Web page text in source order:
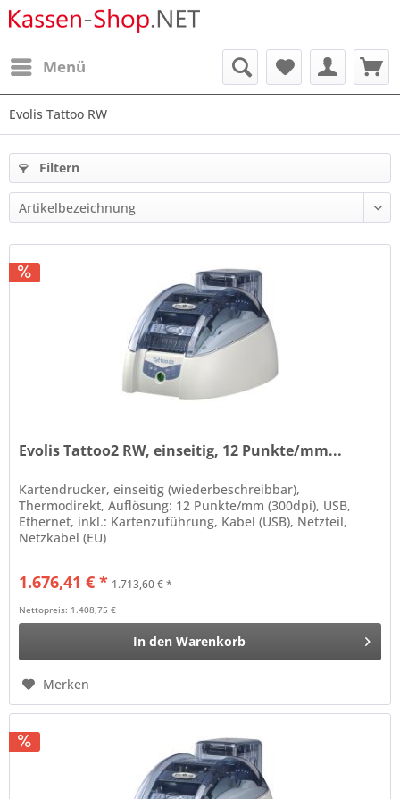
Menü
Evolis Tattoo RW
Filtern
Evolis Tattoo2 RW, einseitig, 12 Punkte/mm...
Kartendrucker, einseitig (wiederbeschreibbar),
Thermodirekt, Auflösung: 12 Punkte/mm (300dpi), USB,
Ethernet, inkl.: Kartenzuführung, Kabel (USB), Netzteil,
Netzkabel (EU)
1.676,41 € * 1.713,60 € *
Nettopreis: 1.408,75 €
In den Warenkorb
Merken